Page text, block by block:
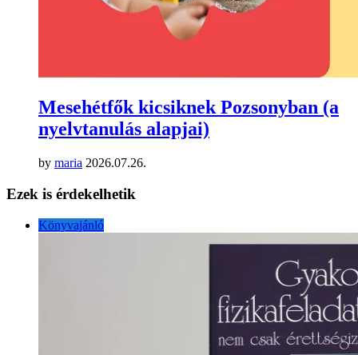
Mesehétfők kicsiknek Pozsonyban (a
nyelvtanulás alapjai)
by maria 2026.07.26.
Ezek is érdekelhetik
Könyvajánló